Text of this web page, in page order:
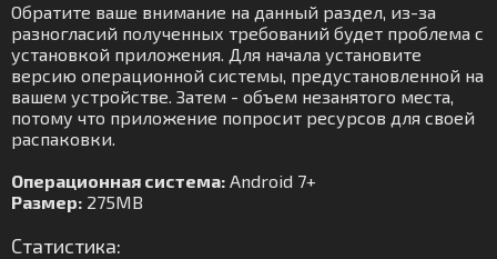
Обратите ваше внимание на данный раздел, из-за
разногласий полученных требований будет проблема с
установкой приложения. Для начала установите
версию операционной системы, предустановленной на
вашем устройстве. Затем - объем незанятого места,
потому что приложение попросит ресурсов для своей
распаковки.
Операционная система: Android 7+
Размер: 275MB
Статистика: